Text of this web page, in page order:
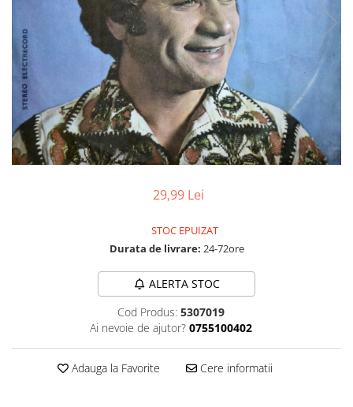
Viniluri Românești
Colecția Electrecord
29,99 Lei
STOC EPUIZAT
Durata de livrare: 24-72ore
ALERTA STOC
Cod Produs: 5307019
Ai nevoie de ajutor? 0755100402
Adauga la Favorite Cere informatii